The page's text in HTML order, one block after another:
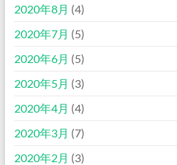
2020年8月 (4)
2020年7月 (5)
2020年6月 (5)
2020年5月 (3)
2020年4月 (4)
2020年3月 (7)
2020年2月 (3)